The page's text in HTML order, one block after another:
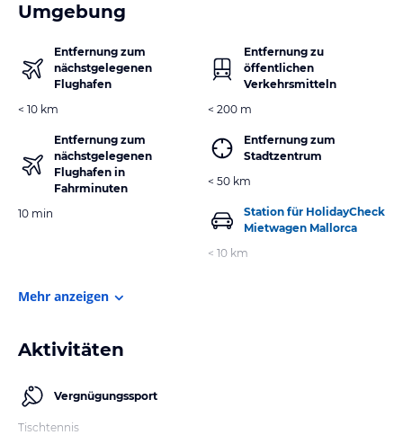
Umgebung
Entfernung zum
nächstgelegenen
Flughafen
< 10 km
Entfernung zum
nächstgelegenen
Flughafen in
Fahrminuten
10 min
Entfernung zu
öffentlichen
Verkehrsmitteln
< 200 m
Entfernung zum
Stadtzentrum
< 50 km
Station für HolidayCheck
Mietwagen Mallorca
< 10 km
Mehr anzeigen
Aktivitäten
Vergnügungssport
Tischtennis